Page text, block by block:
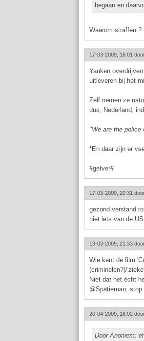
begaan en
Waarom straffen
17-03-2009, 16:01
Yanken
uitleveren bij het
Zelf nemen ze
dus, Nederland,
"We are the police
*En daar zijn er
#getver#
17-03-2009, 20:31
gezond verstand
niet iets van de
19-03-2009, 21:33
Wie kent de film
(criminelen?)/
Niet dat het écht
@Spatieman:
20-04-2009, 18:02
Door Anoniem: